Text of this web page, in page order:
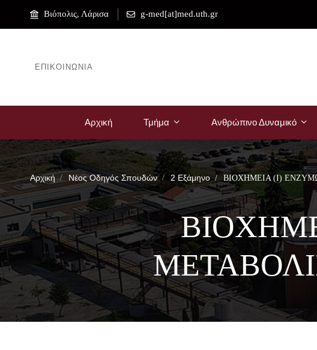
Βιόπολις, Λάρισα g-med[at]med.uth.gr
ΕΠΙΚΟΙΝΩΝΊΑ
Αρχική Τμήμα Ανθρώπινο Δυναμικό
Αρχική Νέος Οδηγός Σπουδών 2 Εξάμηνο ΒΙΟΧΗΜΕΙΑ (Ι)